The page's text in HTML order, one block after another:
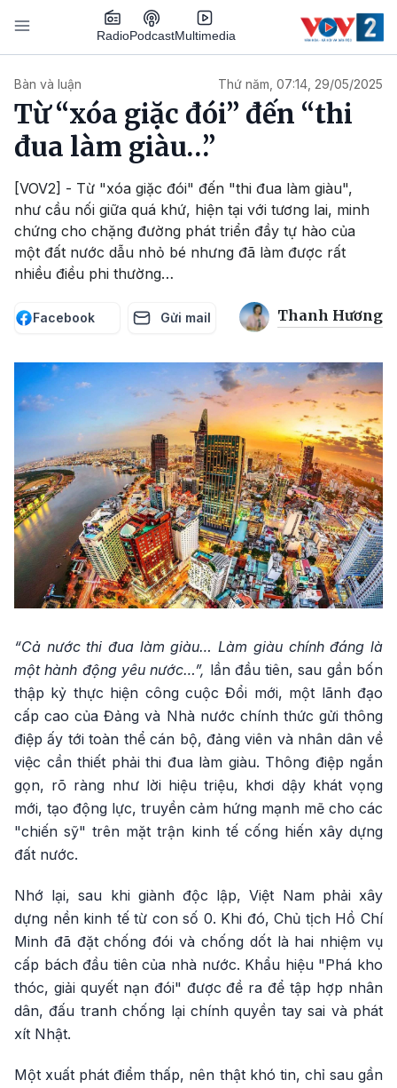
Nhảy đến nội dung
RadioPodcastMultimedia
Bàn và luận Thứ năm, 07:14, 29/05/2025
Từ “xóa giặc đói” đến “thi
đua làm giàu…”
[VOV2] - Từ "xóa giặc đói" đến "thi đua làm giàu",
như cầu nối giữa quá khứ, hiện tại với tương lai, minh
chứng cho chặng đường phát triển đầy tự hào của
một đất nước dẫu nhỏ bé nhưng đã làm được rất
nhiều điều phi thường…
Facebook Gửi mail Thanh Hương
“Cả nước thi đua làm giàu… Làm giàu chính đáng là
một hành động yêu nước…”, lần đầu tiên, sau gần bốn
thập kỷ thực hiện công cuộc Đổi mới, một lãnh đạo
cấp cao của Đảng và Nhà nước chính thức gửi thông
điệp ấy tới toàn thể cán bộ, đảng viên và nhân dân về
việc cần thiết phải thi đua làm giàu. Thông điệp ngắn
gọn, rõ ràng như lời hiệu triệu, khơi dậy khát vọng
mới, tạo động lực, truyền cảm hứng mạnh mẽ cho các
"chiến sỹ" trên mặt trận kinh tế cống hiến xây dựng
đất nước.
Nhớ lại, sau khi giành độc lập, Việt Nam phải xây
dựng nền kinh tế từ con số 0. Khi đó, Chủ tịch Hồ Chí
Minh đã đặt chống đói và chống dốt là hai nhiệm vụ
cấp bách đầu tiên của nhà nước. Khẩu hiệu "Phá kho
thóc, giải quyết nạn đói" được đề ra để tập hợp nhân
dân, đấu tranh chống lại chính quyền tay sai và phát
xít Nhật.
Một xuất phát điểm thấp, nên thật khó tin, chỉ sau gần